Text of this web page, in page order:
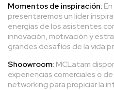
Momentos de inspiración:
presentaremos un líder
energías de los asistentes
innovación, motivación y
grandes desafíos de la vida
Shoowroom:MCLatam
experiencias comerciales o
networking para propiciar la